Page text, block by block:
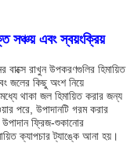
সঞ্চয় এবং স্বয়ংক্রিয়
বাক্সে রাখুন উপকরণগুলির হিমায়িত
জলের কিছু অংশ নিয়ে
থাকা জল হিমায়িত করার জন্য
পরে, উপাদানটি গরম করার
ফ্রিজ-শুকানোর
ক্যাপচার ট্যাঙ্কে আনা হয়।